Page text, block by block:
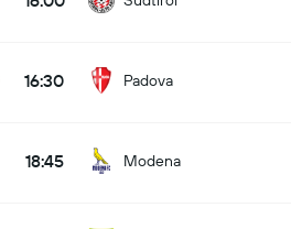
16:30 Padova
18:45 Modena